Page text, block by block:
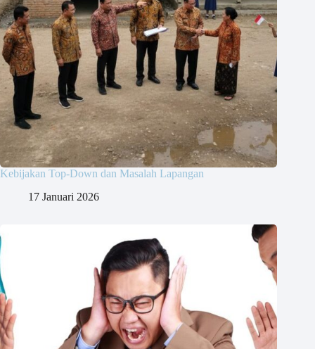
Kebijakan Top-Down dan Masalah Lapangan
17 Januari 2026